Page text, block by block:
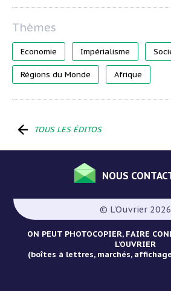
Economie Impérialisme
Régions du Monde Afrique
TOUS LES ÉDITOS
Pied
de
page
NOUS
© L'Ouvrier 2026
ON PEUT PHOTOCOPIER, FAIRE
L’OUVRIER
(boîtes à lettres, marchés,